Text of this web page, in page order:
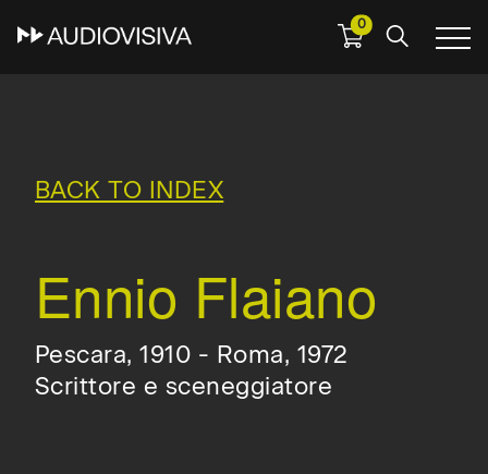
0
BACK TO INDEX
Ennio Flaiano
Pescara, 1910 - Roma, 1972
Scrittore e sceneggiatore